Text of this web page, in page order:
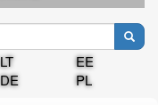
LT
EE
DE PL